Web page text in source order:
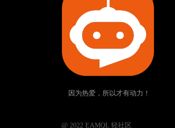
因为热爱，所以才有动力！
­­­­­ @ 2022 EAMQL 轻社区